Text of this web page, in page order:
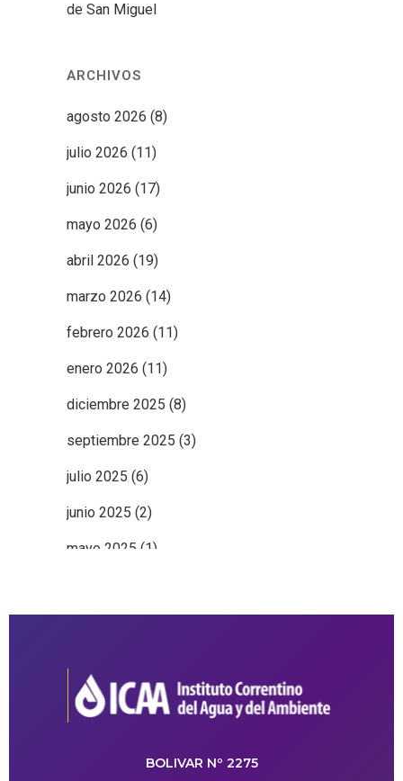
de San Miguel
ARCHIVOS
agosto 2026 (8)
julio 2026 (11)
junio 2026 (17)
mayo 2026 (6)
abril 2026 (19)
marzo 2026 (14)
febrero 2026 (11)
enero 2026 (11)
diciembre 2025 (8)
septiembre 2025 (3)
julio 2025 (6)
junio 2025 (2)
mayo 2025 (1)
BOLIVAR Nº 2275